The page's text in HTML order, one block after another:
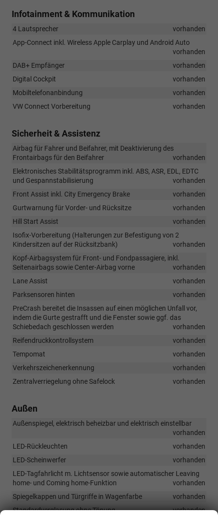
Infotainment & Kommunikation
4 Lautsprecher
vorhanden
App-Connect inkl. Wireless Apple Carplay und Android Auto
vorhanden
DAB+ Empfänger
vorhanden
Digital Cockpit
vorhanden
Mobiltelefonanbindung
vorhanden
VW Connect Vorbereitung
vorhanden
Sicherheit & Assistenz
Airbag für Fahrer und Beifahrer, mit Deaktivierung des
Frontairbags für den Beifahrer
vorhanden
Elektronisches Stabilitätsprogramm inkl. ABS, ASR, EDL, EDTC
und Gespannstabilisierung
vorhanden
Front Assist inkl. City Emergency Brake
vorhanden
Gurtwarnung für Vorder- und Rücksitze
vorhanden
Hill Start Assist
vorhanden
Isofix-Vorbereitung (Halterungen zur Befestigung von 2
Kindersitzen auf der Rücksitzbank)
vorhanden
Kopf-Airbagsystem für Front- und Fondpassagiere, inkl.
Seitenairbags sowie Center-Airbag vorne
vorhanden
Lane Assist
vorhanden
Parksensoren hinten
vorhanden
PreCrash bereitet die Insassen auf einen möglichen Unfall vor,
indem die Gurte gestrafft und die Fenster sowie ggf. das
Schiebedach geschlossen werden
vorhanden
Reifendruckkontrollsystem
vorhanden
Tempomat
vorhanden
Verkehrszeichenerkennung
vorhanden
Zentralverriegelung ohne Safelock
vorhanden
Außen
Außenspiegel, elektrisch beheizbar und elektrisch einstellbar
vorhanden
LED-Rückleuchten
vorhanden
LED-Scheinwerfer
vorhanden
LED-Tagfahrlicht m. Lichtsensor sowie automatischer Leaving
home- und Coming home-Funktion
vorhanden
Spiegelkappen und Türgriffe in Wagenfarbe
vorhanden
Standardverglasung ohne Tönung
vorhanden